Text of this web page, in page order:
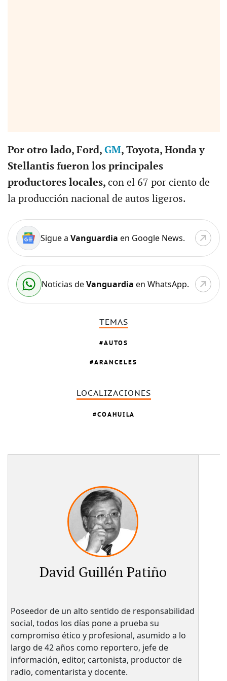
Por otro lado, Ford, GM, Toyota, Honda y
Stellantis fueron los principales
productores locales, con el 67 por ciento de
la producción nacional de autos ligeros.
Sigue a Vanguardia en Google News.
Noticias deVanguardia en WhatsApp.
TEMAS
AUTOS
ARANCELES
LOCALIZACIONES
COAHUILA
David Guillén Patiño
Poseedor de un alto sentido de responsabilidad
social, todos los días pone a prueba su
compromiso ético y profesional, asumido a lo
largo de 42 años como reportero, jefe de
información, editor, cartonista, productor de
radio, comentarista y docente.